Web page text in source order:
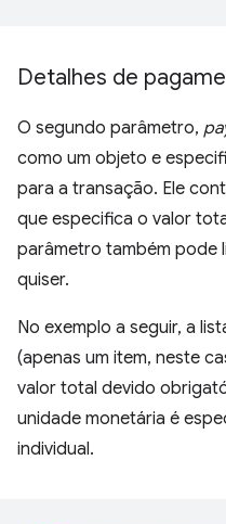
Detalhes de
O segundo parâmetro,
como um objeto e
para a transação. Ele
que especifica o valor
parâmetro também pode
quiser.
No exemplo a seguir, a
(apenas um item, neste
valor total devido
unidade monetária é
individual.